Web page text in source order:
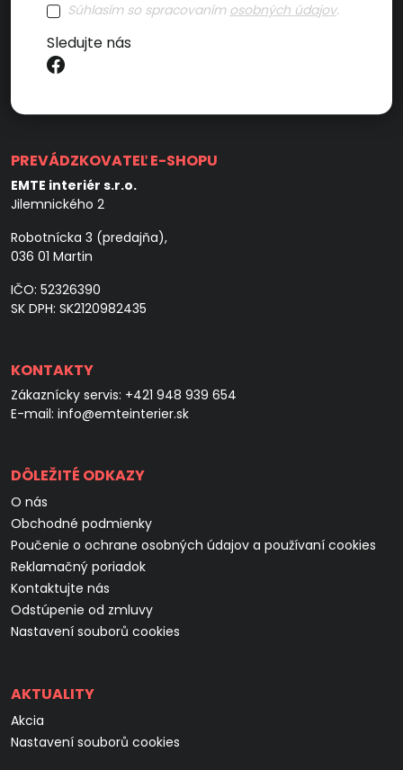
Súhlasím so spracovaním osobných údajov.
Sledujte nás
PREVÁDZKOVATEĽ E-SHOPU
EMTE interiér s.r.o.
Jilemnického 2
Robotnícka 3 (predajňa),
036 01 Martin
IČO: 52326390
SK DPH: SK2120982435
KONTAKTY
Zákaznícky servis: +421 948 939 654
E-mail: info@emteinterier.sk
DÔLEŽITÉ ODKAZY
O nás
Obchodné podmienky
Poučenie o ochrane osobných údajov a používaní cookies
Reklamačný poriadok
Kontaktujte nás
Odstúpenie od zmluvy
Nastavení souborů cookies
AKTUALITY
Akcia
Nastavení souborů cookies